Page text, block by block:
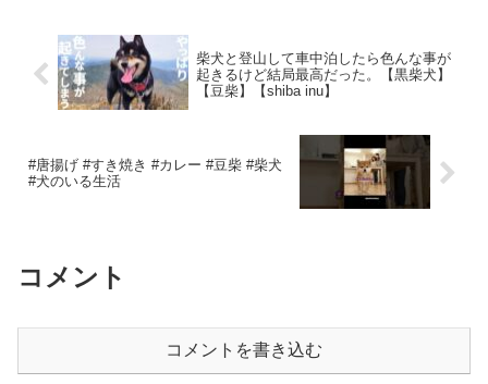
柴犬と登山して車中泊したら色んな事が
起きるけど結局最高だった。【黒柴犬】
【豆柴】【shiba inu】
#唐揚げ #すき焼き #カレー #豆柴 #柴犬
#犬のいる生活
コメント
コメントを書き込む